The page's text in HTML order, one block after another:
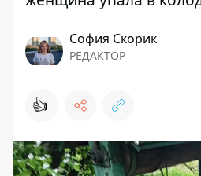
София Скорик
РЕДАКТОР
👍